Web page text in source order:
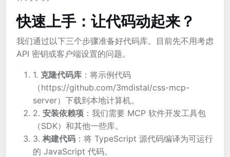
快速上手：让代码动起来？
我们通过以下三个步骤准备好代码库。目前先不用考虑
API 密钥或客户端设置的问题。
1. 克隆代码库 ：将示例代码
（https://github.com/3mdistal/css-mcp-
server）下载到本地计算机。
2. 安装依赖项 ：我们需要 MCP 软件开发工具包
（SDK）和其他一些库。
3. 构建代码 ：将 TypeScript 源代码编译为可运行
的 JavaScript 代码。